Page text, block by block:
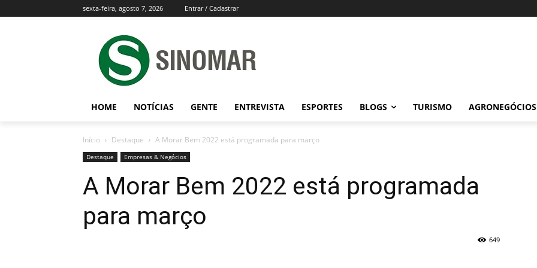
sexta-feira, agosto 7, 2026 Entrar / Cadastrar
HOME NOTÍCIAS GENTE ENTREVISTA ESPORTES BLOGS TURISMO AGRONEGÓCIOS
Início Destaque A Morar Bem 2022 está programada para março
Destaque Empresas & Negócios
A Morar Bem 2022 está programada
para março
649